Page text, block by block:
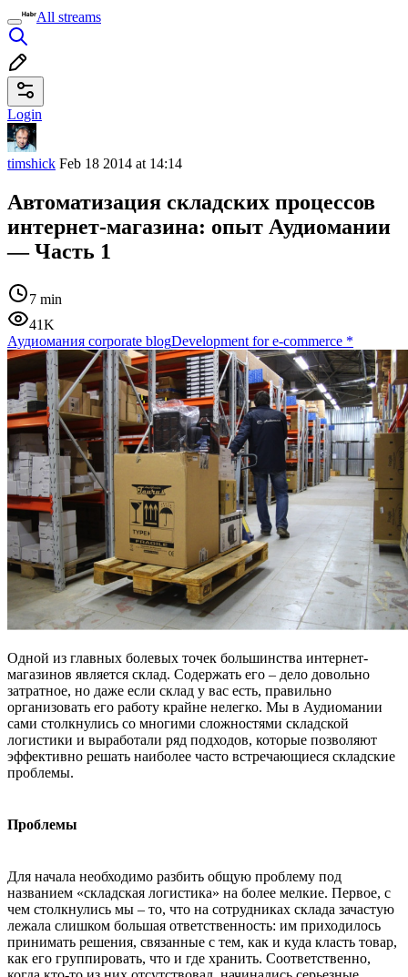
All streams
Login
timshick Feb 18 2014 at 14:14
Автоматизация складских процессов
интернет-магазина: опыт Аудиомании
— Часть 1
7 min
41K
Аудиомания corporate blogDevelopment for e-commerce *
Одной из главных болевых точек большинства интернет-
магазинов является склад. Содержать его – дело довольно
затратное, но даже если склад у вас есть, правильно
организовать его работу крайне нелегко. Мы в Аудиомании
сами столкнулись со многими сложностями складской
логистики и выработали ряд подходов, которые позволяют
эффективно решать наиболее часто встречающиеся складские
проблемы.
Проблемы
Для начала необходимо разбить общую проблему под
названием «складская логистика» на более мелкие. Первое, с
чем столкнулись мы – то, что на сотрудниках склада зачастую
лежала слишком большая ответственность: им приходилось
принимать решения, связанные с тем, как и куда класть товар,
как его группировать, что и где хранить. Соответственно,